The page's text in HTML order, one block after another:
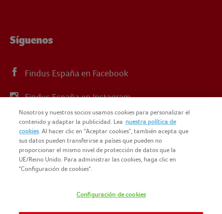
Síguenos
Findus España en Facebook
Findus España en Instagram
Findus España en X
POLÍTICA DE PRIVACIDAD
Nosotros y nuestros socios usamos cookies para personalizar el
contenido y adaptar la publicidad. Lea nuestra política de
cookies. Al hacer clic en "Aceptar cookies", también acepta que
sus datos pueden transferirse a países que pueden no
proporcionar el mismo nivel de protección de datos que la
UE/Reino Unido. Para administrar las cookies, haga clic en
"Configuración de cookies".
Configuración de cookies